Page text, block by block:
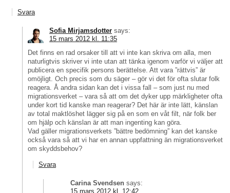
Svara
Sofia Mirjamsdotter says:
15 mars 2012 kl. 11:35
Det finns en rad orsaker till att vi inte kan skriva om alla, men
naturligtvis skriver vi inte utan att tänka igenom varför vi väljer att
publicera en specifik persons berättelse. Att vara ”rättvis” är
omöjligt. Och precis som du säger – gör vi det för ofta slutar folk
reagera. Å andra sidan kan det i vissa fall – som just nu med
migrationsverket – vara så att om det dyker upp märkligheter ofta
under kort tid kanske man reagerar? Det här är inte lätt, känslan
av total maktlöshet lägger sig på en som en våt filt, när folk ber
om hjälp och känslan är att man ingenting kan göra.
Vad gäller migrationsverkets ”bättre bedömning” kan det kanske
också vara så att vi har en annan uppfattning än migrationsverket
om skyddsbehov?
Svara
Carina Svendsen says:
15 mars 2012 kl. 12:42